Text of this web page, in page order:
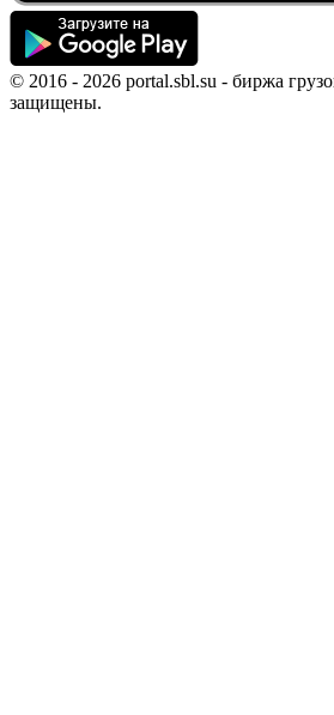
© 2016 - 2026 portal.sbl.su - биржа
защищены.